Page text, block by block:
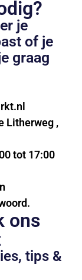
je
of je
graag
Litherweg ,
tot 17:00
ons
tips &